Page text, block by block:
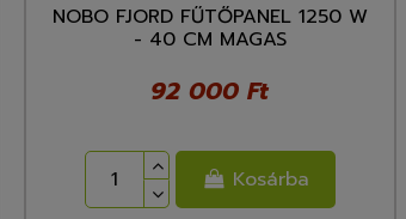
NOBO FJORD FŰTŐPANEL 1250 W
- 40 CM MAGAS
92 000 Ft
Kosárba